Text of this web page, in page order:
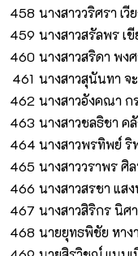
458 นางสาววริศรา เวี
459 นางสาวสรัลพร
460 นางสาวสริดา พง
461 นางสาวสุนันทา จ
462 นางสาวอังคณา
463 นางสาวชลธิชา ค
464 นางสาวพรทิพย์ ริ
465 นางสาววราพร ศิ
466 นางสาวสรชา แส
467 นางสาวสิริกร นิศ
468 นายยุทธพิชัย หาง